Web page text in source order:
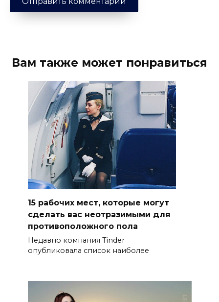
Вам также может понравиться
15 рабочих мест, которые могут
сделать вас неотразимыми для
противоположного пола
Недавно компания Tinder
опубликовала список наиболее